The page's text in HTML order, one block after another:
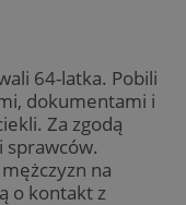
64-latka. Pobili
dokumentami i
Za zgodą
na
o kontakt z